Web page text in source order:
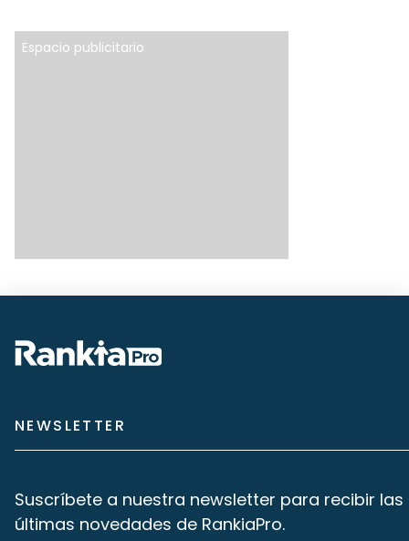
Espacio publicitario
NEWSLETTER
Suscríbete a nuestra newsletter para recibir las
últimas novedades de RankiaPro.